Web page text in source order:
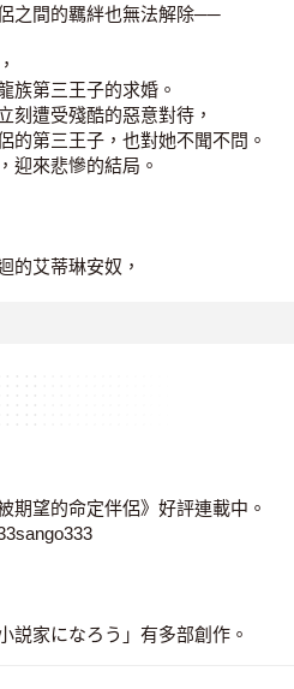
之間的羈絆也無法解除──
族第三王子的求婚。
刻遭受殘酷的惡意對待，
的第三王子，也對她不聞不問。
迎來悲慘的結局。
的艾蒂琳安奴，
。
生路。
期望的命定伴侶》好評連載中。
説家になろう」有多部創作。